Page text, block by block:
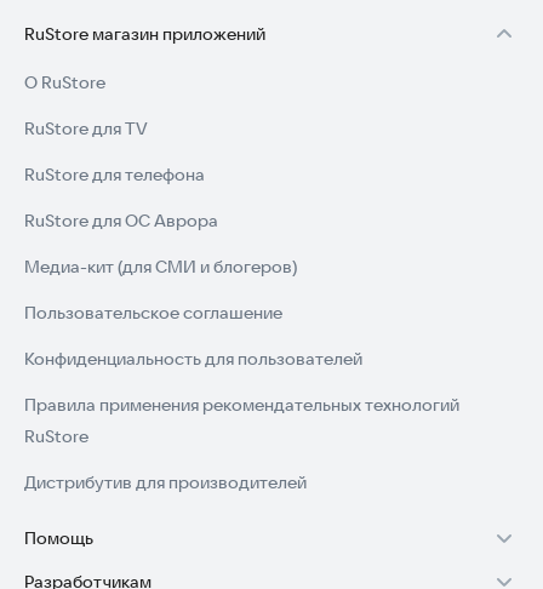
RuStore магазин приложений
О RuStore
RuStore для TV
RuStore для телефона
RuStore для ОС Аврора
Медиа-кит (для СМИ и блогеров)
Пользовательское соглашение
Конфиденциальность для пользователей
Правила применения рекомендательных технологий
RuStore
Дистрибутив для производителей
Помощь
Разработчикам